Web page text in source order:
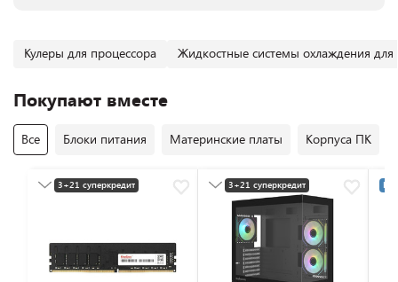
Кулеры для процессора Жидкостные системы охлаждения для
Покупают вместе
Все Блоки питания Материнские платы Корпуса ПК
3+21 суперкредит
3+21 суперкредит
Разумная цена